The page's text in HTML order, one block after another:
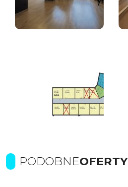
PODOBNEOFERTY